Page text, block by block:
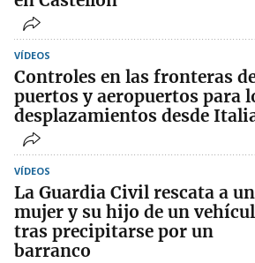
VÍDEOS
Controles en las fronteras
puertos y aeropuertos para
desplazamientos desde
VÍDEOS
La Guardia Civil rescata a
mujer y su hijo de un
tras precipitarse por un
barranco